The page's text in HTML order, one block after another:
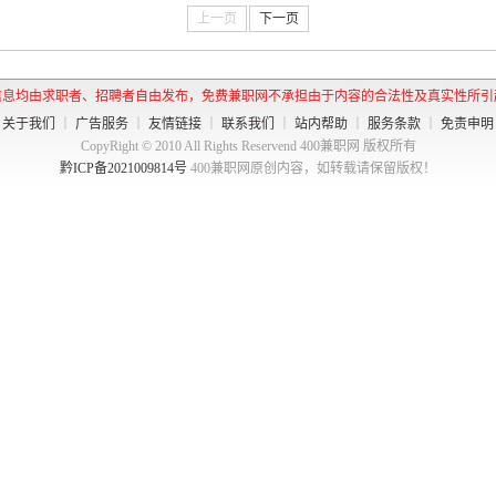
上一页 下一页
均由求职者、招聘者自由发布，免费兼职网不承担由于内容的合法性及真实性所
关于我们
广告服务 友情链接 联系我们 站内帮助 服务条款
免责申明
CopyRight © 2010 All Rights Reservend 400兼职网 版权所有
黔ICP备2021009814号 400兼职网原创内容，如转载请保留版权！